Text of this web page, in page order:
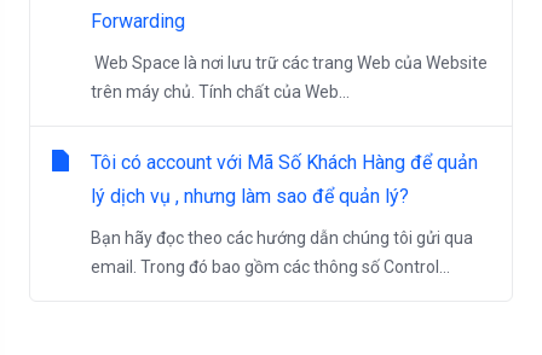
Forwarding
Web Space là nơi lưu trữ các trang Web của Website
trên máy chủ. Tính chất của Web...
Tôi có account với Mã Số Khách Hàng để quản
lý dịch vụ , nhưng làm sao để quản lý?
Bạn hãy đọc theo các hướng dẫn chúng tôi gửi qua
email. Trong đó bao gồm các thông số Control...